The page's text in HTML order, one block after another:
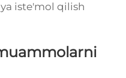
iste'mol qilish